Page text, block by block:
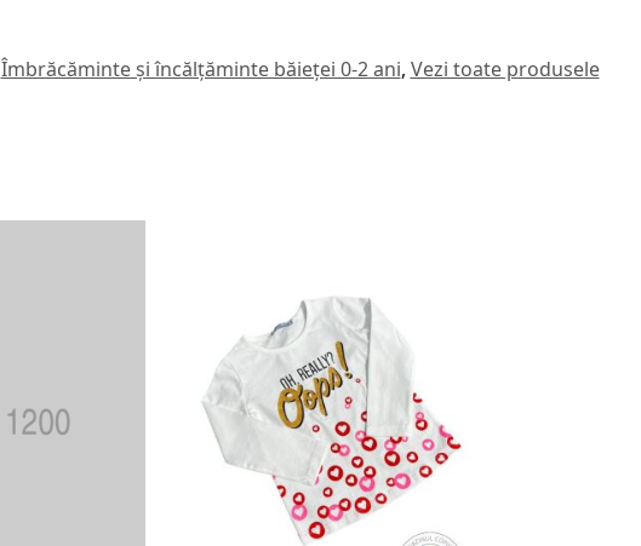
Îmbrăcăminte și încălțăminte băieței 0-2 ani, Vezi toate produsele